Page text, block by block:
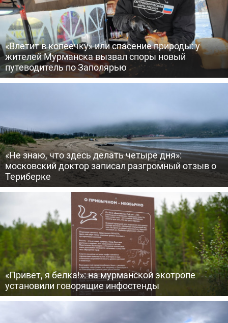
«Влетит в копеечку» или спасение природы: у
жителей Мурманска вызвал споры новый
путеводитель по Заполярью
«Не знаю, что здесь делать четыре дня»:
московский доктор записал разгромный отзыв о
Териберке
«Привет, я белка!»: на мурманской экотропе
установили говорящие инфостенды